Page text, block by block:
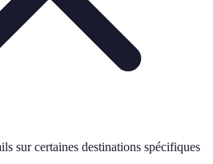
sur certaines destinations spécifiques